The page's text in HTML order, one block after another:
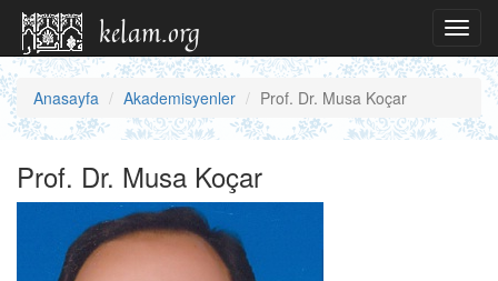
Anasayfa Akademisyenler Prof. Dr. Musa Koçar
Prof. Dr. Musa Koçar